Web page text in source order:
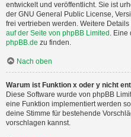
entwickelt und veröffentlicht. Sie ist
der GNU General Public License,
frei vertrieben werden. Weitere Details
auf der Seite von phpBB Limited . Eine
phpBB.de zu finden.
Nach oben
Warum ist Funktion x oder y nicht
Diese Software wurde von phpBB
eine Funktion implementiert werden
deine Stimme für bestehende
vorschlagen kannst.